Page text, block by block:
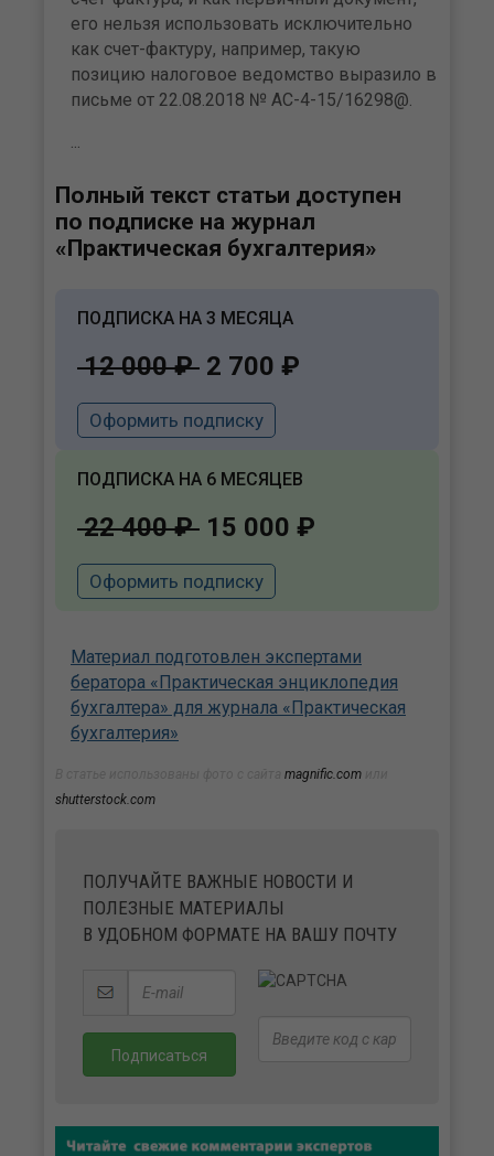
его нельзя использовать исключительно
как счет-фактуру, например, такую
позицию налоговое ведомство выразило в
письме от 22.08.2018 № АС-4-15/16298@.
Полный текст статьи доступен
по подписке на журнал
«Практическая бухгалтерия»
ПОДПИСКА НА 3 МЕСЯЦА
12 000 ₽ 2 700 ₽
Оформить подписку
ПОДПИСКА НА 6 МЕСЯЦЕВ
22 400 ₽ 15 000 ₽
Оформить подписку
Материал подготовлен экспертами
бератора «Практическая энциклопедия
бухгалтера» для журнала «Практическая
бухгалтерия»
magnific.com
shutterstock.com
ПОЛУЧАЙТЕ ВАЖНЫЕ НОВОСТИ И
ПОЛЕЗНЫЕ МАТЕРИАЛЫ
В УДОБНОМ ФОРМАТЕ НА ВАШУ ПОЧТУ